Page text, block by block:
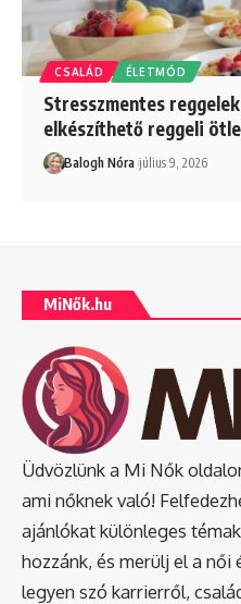
CSALÁD ÉLETMÓD
Stresszmentes
elkészíthető reggeli
Balogh Nóra július 9, 2026
MiNők.hu
Üdvözlünk a Mi Nők
ami nőknek való!
ajánlókat különleges
hozzánk, és merülj el a női
legyen szó karrierről,